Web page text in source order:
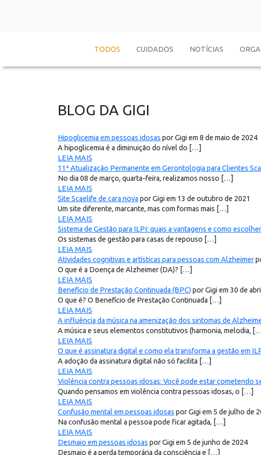
TODOS CUIDADOS NOTÍCIAS
BLOG DA GIGI
Hipoglicemia em pessoas idosas por Gigi em 8 de maio de 2024
A hipoglicemia é a diminuição do nível do […]
LEIA MAIS
11ª Atualização Permanente em Gerontologia para Clientes
No dia 08 de março, quarta-feira, realizamos nosso […]
LEIA MAIS
Site Scaelife de cara nova por Gigi em 13 de outubro de 2021
Um site diferente, marcante, mas com formas mais […]
LEIA MAIS
Sistema de Gestão para ILPI: quais a vantagens e como
Os sistemas de gestão para casas de repouso […]
LEIA MAIS
Atividades cognitivas e artísticas para pessoas com Alzheimer
O que é a Doença de Alzheimer (DA)? […]
LEIA MAIS
Benefício de Prestação Continuada (BPC) por Gigi em 30 de
O que é? O Benefício de Prestação Continuada […]
LEIA MAIS
A influência da música na amenização dos sintomas de
A música e seus elementos constitutivos (harmonia, melodia,
LEIA MAIS
O que é assinatura digital e como ela transforma a gestão em
A adoção da assinatura digital não só facilita […]
LEIA MAIS
Violência contra pessoas idosas: Você pode estar cometendo
Quando pensamos em violência contra pessoas idosas, o […]
LEIA MAIS
Confusão mental em pessoas idosas por Gigi em 5 de julho de
Na confusão mental a pessoa pode ficar agitada, […]
LEIA MAIS
Desmaio em pessoas idosas por Gigi em 5 de junho de 2024
Desmaio é a perda temporária da consciência e […]